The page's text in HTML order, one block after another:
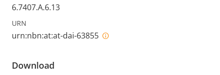
6.7407.A.6.13
URN
urn:nbn:at:at-dai-63855
Download